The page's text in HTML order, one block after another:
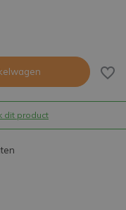
dit product